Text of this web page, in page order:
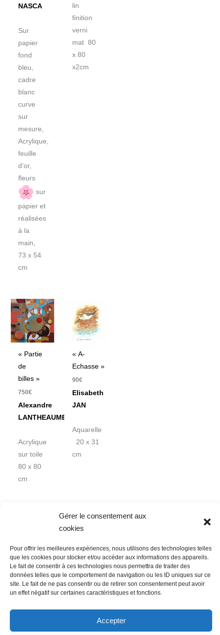
Gérer le consentement aux
cookies
Pour offrir les meilleures expériences, nous utilisons des technologies telles
que les cookies pour stocker et/ou accéder aux informations des appareils.
Le fait de consentir à ces technologies nous permettra de traiter des
données telles que le comportement de navigation ou les ID uniques sur ce
site. Le fait de ne pas consentir ou de retirer son consentement peut avoir
un effet négatif sur certaines caractéristiques et fonctions.
Accepter
NASCA
Sur
papier
fond
bleu,
cadre
blanc
curve
sur
mesure,
Acrylique,
feuille
d’or,
fleurs
sur
papier et
réalisées
à la
main,
73 x 54
cm
lin
finition
verni
mat 80
x 80
x2cm
« Partie
de
billes »
750€
Alexandre
LANTHEAUME
Acrylique
sur toile
80 x 80
cm
« A-
Echasse »
90€
Elisabeth
JAN
Aquarelle
20 x 31
cm
Nous contacter
Conditions Générales de Ventes
Politique de confidentialité
Mentions légales
Mon compte
Mot de passe perdu
Newsletter Politique de cookies (UE)